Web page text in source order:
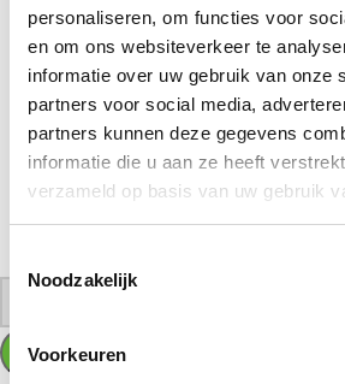
personaliseren, om functies voor
en om ons websiteverkeer te
informatie over uw gebruik van onze
partners voor social media,
partners kunnen deze gegevens
informatie die u aan ze heeft
verzameld op basis van uw gebruik
Noodzakelijk
Voorkeuren
(SPORT)AFBEELDING" en kies een andere